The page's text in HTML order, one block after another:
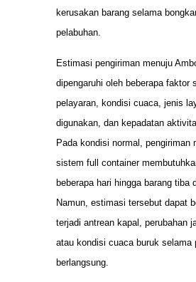
kerusakan barang selama
pelabuhan.
Estimasi pengiriman menuju
dipengaruhi oleh beberapa faktor
pelayaran, kondisi cuaca, jenis
digunakan, dan kepadatan
Pada kondisi normal, pengiriman
sistem full container
beberapa hari hingga barang tiba
Namun, estimasi tersebut dapat
terjadi antrean kapal, perubahan
atau kondisi cuaca buruk selama
berlangsung.